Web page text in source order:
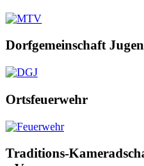
Dorfgemeinschaft
Ortsfeuerwehr
Traditions-